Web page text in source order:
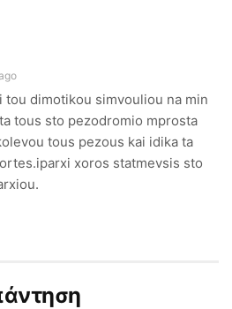
tou dimotikou simvouliou na min
tous sto pezodromio mprosta
tous pezous kai idika ta
xoros statmevsis sto